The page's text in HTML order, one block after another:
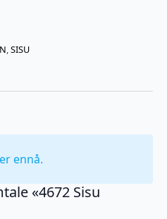
,SISU
ennå.
«4672 Sisu